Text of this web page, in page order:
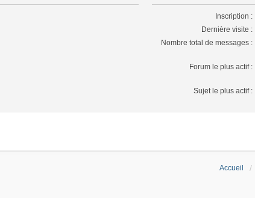
Inscription :
Dernière visite :
Nombre total de messages :
Forum le plus actif :
Sujet le plus actif :
Accueil